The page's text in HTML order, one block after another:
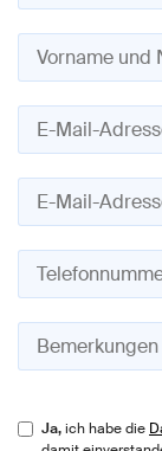
Bitte lasse
Ja,ich habe die